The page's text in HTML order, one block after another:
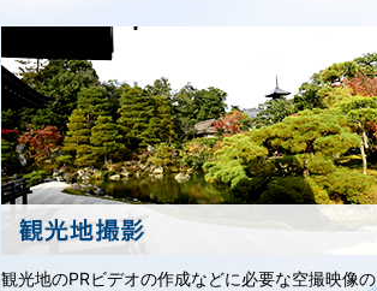
観光地のPRビデオの作成などに必要な空撮映像の